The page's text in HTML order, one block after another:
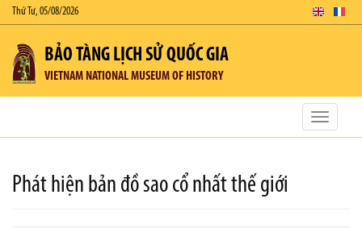
Thứ Tư, 05/08/2026
BẢO TÀNG LỊCH SỬ QUỐC GIA
VIETNAM NATIONAL MUSEUM OF HISTORY
Toggle
Phát hiện bản đồ sao cổ nhất thế giới